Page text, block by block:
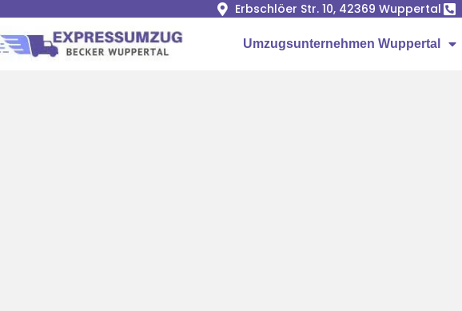
Erbschlöer Str. 10, 42369 Wuppertal
Umzugsunternehmen Wuppertal